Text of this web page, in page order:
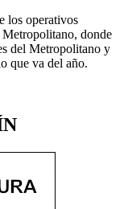
los operativos
Metropolitano, donde
del Metropolitano y
que va del año.